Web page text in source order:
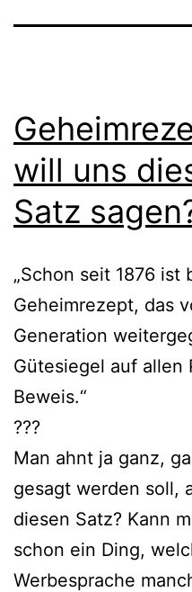
will uns
Satz
„Schon seit 1876 ist
Geheimrezept, das
Generation
Gütesiegel auf allen
Beweis.“
???
Man ahnt ja ganz,
gesagt wer­den soll,
die­sen Satz? Kann
schon ein Ding,
Werbesprache